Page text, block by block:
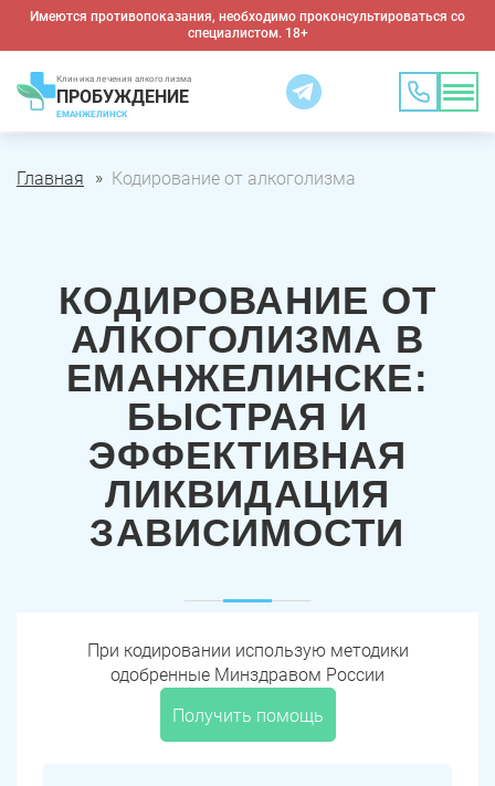
Имеются противопоказания, необходимо проконсультироваться со
специалистом. 18+
Клиника лечения алкоголизма
ПРОБУЖДЕНИЕ
ЕМАНЖЕЛИНСК
Главная Кодирование от алкоголизма
КОДИРОВАНИЕ ОТ
АЛКОГОЛИЗМА В
ЕМАНЖЕЛИНСКЕ:
БЫСТРАЯ И
ЭФФЕКТИВНАЯ
ЛИКВИДАЦИЯ
ЗАВИСИМОСТИ
При кодировании использую методики
одобренные Минздравом России
Получить помощь